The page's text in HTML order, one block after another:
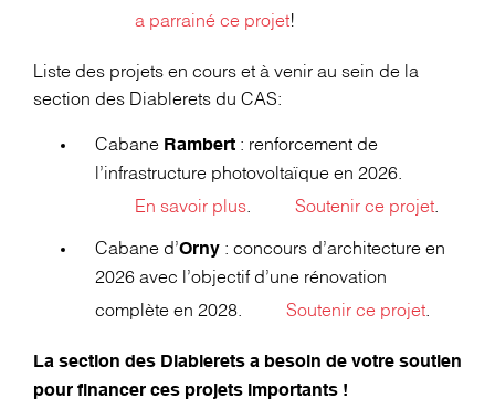
a parrainé ce projet!
Liste des projets en cours et à venir au sein de la
section des Diablerets du CAS:
Cabane Rambert : renforcement de
l’infrastructure photovoltaïque en 2026.
En savoir plus
Soutenir ce projet
Cabane d’Orny : concours d’architecture en
2026 avec l’objectif d’une rénovation
complète en 2028.
Soutenir ce projet
La section des Diablerets a besoin de votre soutien
pour financer ces projets importants !